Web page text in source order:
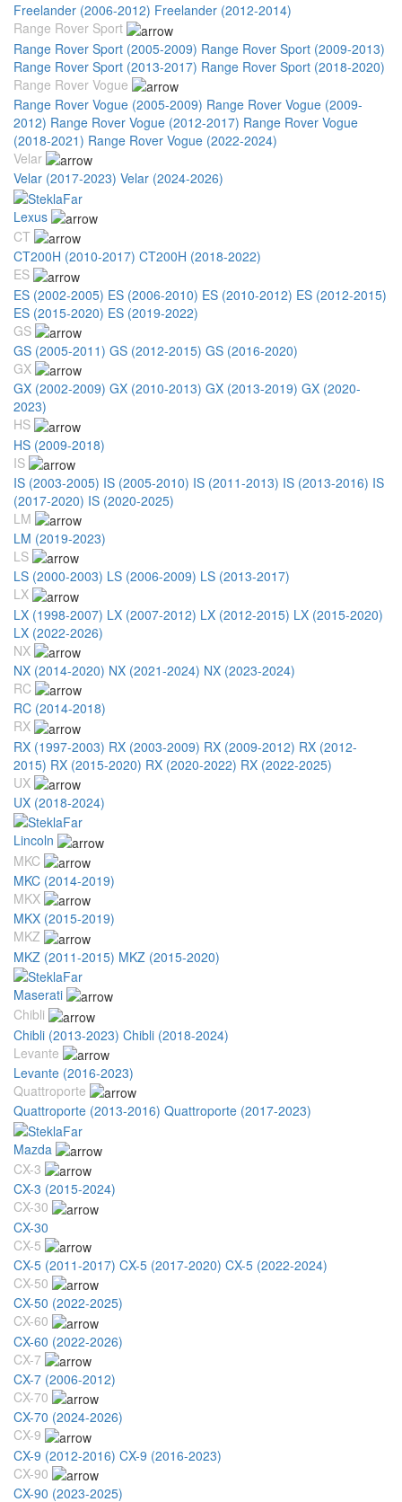
Freelander (2006-2012) Freelander (2012-2014)
Range Rover Sport
Range Rover Sport (2005-2009) Range Rover Sport (2009-2013)
Range Rover Sport (2013-2017) Range Rover Sport (2018-2020)
Range Rover Vogue
Range Rover Vogue (2005-2009) Range Rover Vogue (2009-
2012) Range Rover Vogue (2012-2017) Range Rover Vogue
(2018-2021) Range Rover Vogue (2022-2024)
Velar
Velar (2017-2023) Velar (2024-2026)
Lexus
CT
CT200H (2010-2017) CT200H (2018-2022)
ES
ES (2002-2005) ES (2006-2010) ES (2010-2012) ES (2012-2015)
ES (2015-2020) ES (2019-2022)
GS
GS (2005-2011) GS (2012-2015) GS (2016-2020)
GX
GX (2002-2009) GX (2010-2013) GX (2013-2019) GX (2020-
2023)
HS
HS (2009-2018)
IS
IS (2003-2005) IS (2005-2010) IS (2011-2013) IS (2013-2016) IS
(2017-2020) IS (2020-2025)
LM
LM (2019-2023)
LS
LS (2000-2003) LS (2006-2009) LS (2013-2017)
LX
LX (1998-2007) LX (2007-2012) LX (2012-2015) LX (2015-2020)
LX (2022-2026)
NX
NX (2014-2020) NX (2021-2024) NX (2023-2024)
RC
RC (2014-2018)
RX
RX (1997-2003) RX (2003-2009) RX (2009-2012) RX (2012-
2015) RX (2015-2020) RX (2020-2022) RX (2022-2025)
UX
UX (2018-2024)
Lincoln
MKC
MKC (2014-2019)
MKX
MKX (2015-2019)
MKZ
MKZ (2011-2015) MKZ (2015-2020)
Maserati
Chibli
Chibli (2013-2023) Chibli (2018-2024)
Levante
Levante (2016-2023)
Quattroporte
Quattroporte (2013-2016) Quattroporte (2017-2023)
Mazda
CX-3
CX-3 (2015-2024)
CX-30
CX-30
CX-5
CX-5 (2011-2017) CX-5 (2017-2020) CX-5 (2022-2024)
CX-50
CX-50 (2022-2025)
CX-60
CX-60 (2022-2026)
CX-7
CX-7 (2006-2012)
CX-70
CX-70 (2024-2026)
CX-9
CX-9 (2012-2016) CX-9 (2016-2023)
CX-90
CX-90 (2023-2025)